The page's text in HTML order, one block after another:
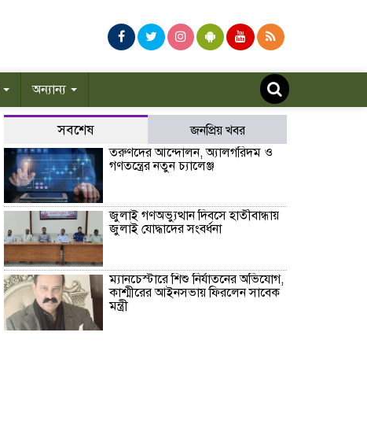
অন্যান্য
সবশেষ
জনপ্রিয় খবর
তরুণদের আন্দোলন, অ্যালগরিদম ও
গণতন্ত্রের নতুন চ্যালেঞ্জ
জুলাই গণঅভ্যুত্থান দিবসে হাতীবান্ধায়
জুলাই যোদ্ধাদের সংবর্ধনা
ম্যানচেস্টারে শিশু নির্যাতনের অভিযোগ,
কাশ্মীরের আইনসভায় ফিরলেন সাবেক
মন্ত্রী